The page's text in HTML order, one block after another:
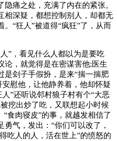
痛之处，充满了内在的紧张。
相深疑，都想控制别人，却都无
“狂人”被道得“疯狂”了，从而
”，看见什么人都以为是要吃
论，就觉得是在密谋害他;医生
是刽子手假扮，是来“揣一揣肥
慰他，让他静养着，他却怀疑
”还听说邻村狼子村有个“大恶
挖出炒了吃，又联想起小时候
“食肉寝皮”的事，就越发相信了
气，发出：“你们可以改了，
吃人的人，活在世上”的愤怒的